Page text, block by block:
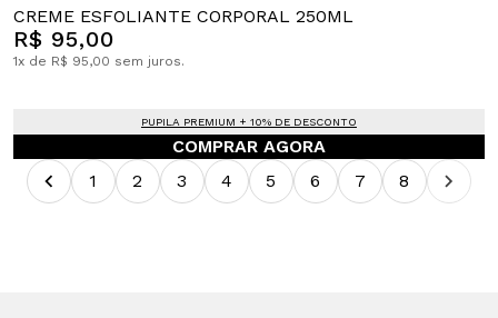
CREME ESFOLIANTE CORPORAL 250ML
R$ 95,00
1x de R$ 95,00 sem juros.
PUPILA PREMIUM + 10% DE DESCONTO
COMPRAR AGORA
1
2 3 4 5 6 7 8